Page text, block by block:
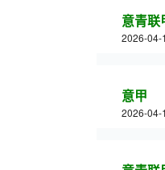
意青联
2026-04-
意甲
2026-04-